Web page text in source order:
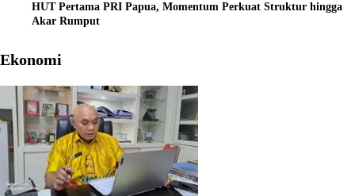
HUT Pertama PRI Papua, Momentum Perkuat Struktur hingga
Akar Rumput
Ekonomi